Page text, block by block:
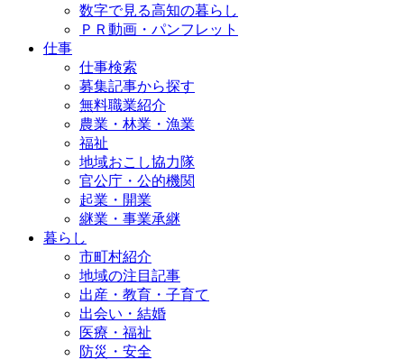
数字で見る高知の暮らし
ＰＲ動画・パンフレット
仕事
仕事検索
募集記事から探す
無料職業紹介
農業・林業・漁業
福祉
地域おこし協力隊
官公庁・公的機関
起業・開業
継業・事業承継
暮らし
市町村紹介
地域の注目記事
出産・教育・子育て
出会い・結婚
医療・福祉
防災・安全